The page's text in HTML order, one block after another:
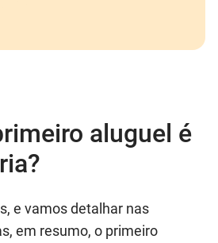
aluguel é
e vamos detalhar nas
em resumo, o primeiro